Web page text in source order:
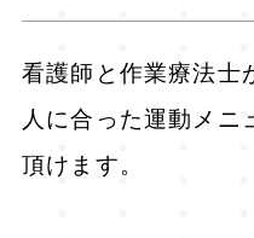
看護師と作業療法士
人に合った運動メニ
頂けます。